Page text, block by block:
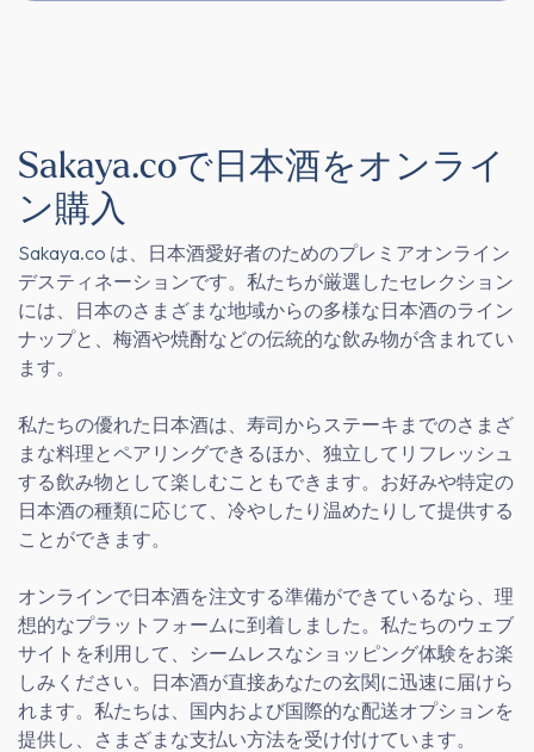
Sakaya.coで日本酒をオンライ
ン購入
Sakaya.co は、日本酒愛好者のためのプレミアオンライン
デスティネーションです。私たちが厳選したセレクション
には、日本のさまざまな地域からの多様な日本酒のライン
ナップと、梅酒や焼酎などの伝統的な飲み物が含まれてい
ます。
私たちの優れた日本酒は、寿司からステーキまでのさまざ
まな料理とペアリングできるほか、独立してリフレッシュ
する飲み物として楽しむこともできます。お好みや特定の
日本酒の種類に応じて、冷やしたり温めたりして提供する
ことができます。
オンラインで日本酒を注文する準備ができているなら、理
想的なプラットフォームに到着しました。私たちのウェブ
サイトを利用して、シームレスなショッピング体験をお楽
しみください。日本酒が直接あなたの玄関に迅速に届けら
れます。私たちは、国内および国際的な配送オプションを
提供し、さまざまな支払い方法を受け付けています。